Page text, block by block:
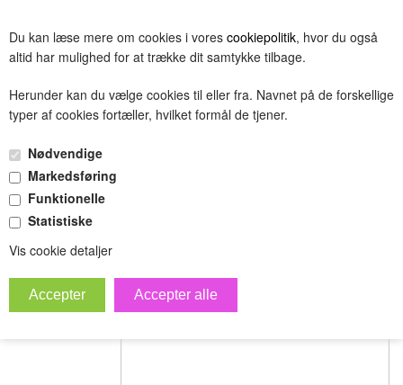
Du kan læse mere om cookies i vores cookiepolitik, hvor du også
altid har mulighed for at trække dit samtykke tilbage.
Herunder kan du vælge cookies til eller fra. Navnet på de forskellige
typer af cookies fortæller, hvilket formål de tjener.
Nødvendige
Markedsføring
Funktionelle
Statistiske
Vis cookie detaljer
(0.00 DKK)
Anbefal til en ven
Din email
Modtager email
Besked